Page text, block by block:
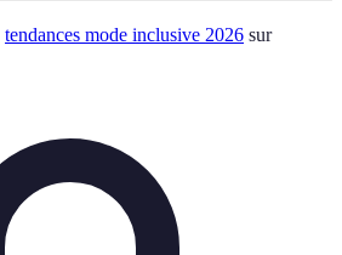
tendances mode inclusive 2026 sur